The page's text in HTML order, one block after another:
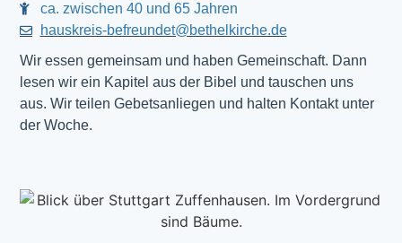
ca. zwischen 40 und 65 Jahren
hauskreis-befreundet@bethelkirche.de
Wir essen gemeinsam und haben Gemeinschaft. Dann
lesen wir ein Kapitel aus der Bibel und tauschen uns
aus. Wir teilen Gebetsanliegen und halten Kontakt unter
der Woche.